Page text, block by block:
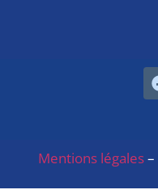
Mentions légales–